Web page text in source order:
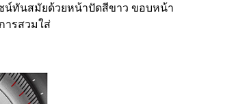
น์ทันสมัยด้วยหน้าปัดสีขาว ขอบหน้า
ารสวมใส่